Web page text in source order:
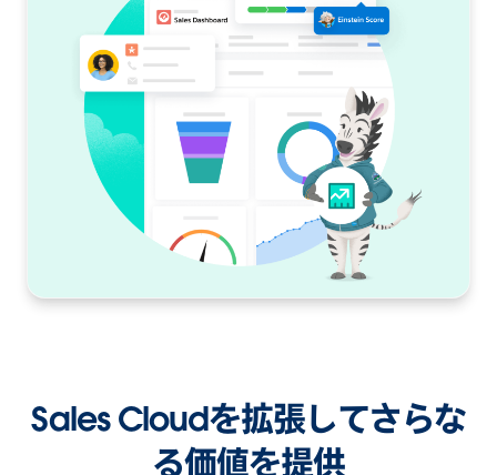
Sales Cloudを拡張してさらな
る価値を提供